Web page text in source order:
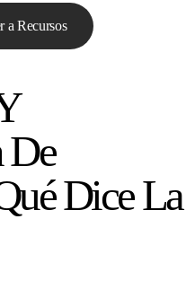
a Recursos
De
Dice La